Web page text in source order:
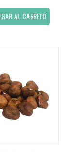
AL CARRITO